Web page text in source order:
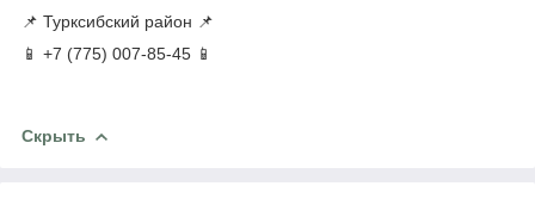
📌 Турксибский район 📌
📱 +7 (775) 007-85-45 📱
Скрыть